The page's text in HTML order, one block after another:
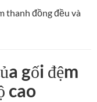
thanh đồng đều và
gối đệm
cao